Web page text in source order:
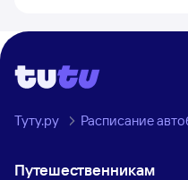
Туту.ру Расписание
Путешественникам